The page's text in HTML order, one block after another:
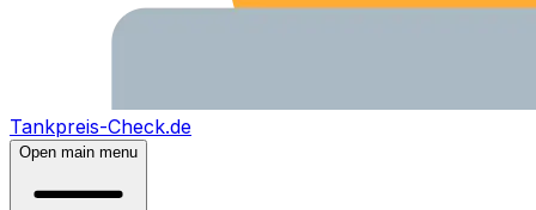
Tankpreis-Check.de
Open main menu